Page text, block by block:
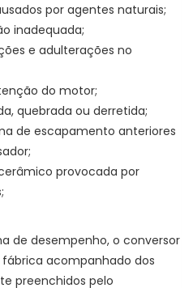
por agentes naturais;
inadequada;
e adulterações no
do motor;
quebrada ou derretida;
de escapamento anteriores
provocada por
de desempenho, o conversor
acompanhado dos
preenchidos pelo